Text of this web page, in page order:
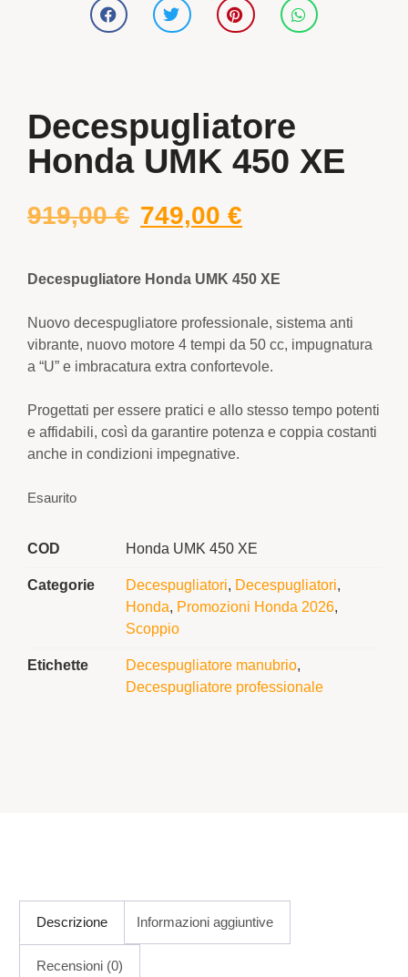
Decespugliatore
Honda UMK 450 XE
919,00€ 749,00 €
Decespugliatore Honda UMK 450 XE
Nuovo decespugliatore professionale, sistema anti
vibrante, nuovo motore 4 tempi da 50 cc, impugnatura
a “U” e imbracatura extra confortevole.
Progettati per essere pratici e allo stesso tempo potenti
e affidabili, così da garantire potenza e coppia costanti
anche in condizioni impegnative.
Esaurito
COD Honda UMK 450 XE
Categorie Decespugliatori, Decespugliatori,
Honda, Promozioni Honda 2026,
Scoppio
Etichette Decespugliatore manubrio,
Decespugliatore professionale
Descrizione Informazioni aggiuntive
Recensioni (0)